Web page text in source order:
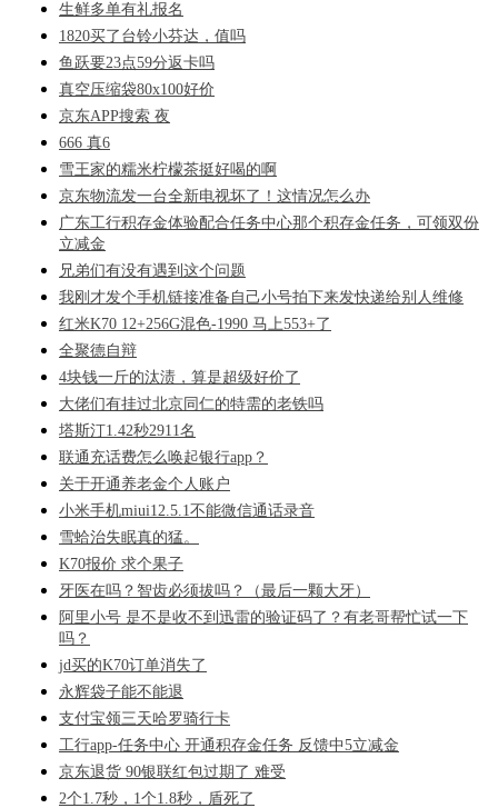
生鲜多单有礼报名
1820买了台铃小芬达，值吗
鱼跃要23点59分返卡吗
真空压缩袋80x100好价
京东APP搜索 夜
666 真6
雪王家的糯米柠檬茶挺好喝的啊
京东物流发一台全新电视坏了！这情况怎么办
广东工行积存金体验配合任务中心那个积存金任务，可领双份
立减金
兄弟们有没有遇到这个问题
我刚才发个手机链接准备自己小号拍下来发快递给别人维修
红米K70 12+256G混色-1990 马上553+了
全聚德自辩
4块钱一斤的汰渍，算是超级好价了
大佬们有挂过北京同仁的特需的老铁吗
塔斯汀1.42秒2911名
联通充话费怎么唤起银行app？
关于开通养老金个人账户
小米手机miui12.5.1不能微信通话录音
雪蛤治失眠真的猛。
K70报价 求个果子
牙医在吗？智齿必须拔吗？（最后一颗大牙）
阿里小号 是不是收不到迅雷的验证码了？有老哥帮忙试一下
吗？
jd买的K70订单消失了
永辉袋子能不能退
支付宝领三天哈罗骑行卡
工行app-任务中心 开通积存金任务 反馈中5立减金
京东退货 90银联红包过期了 难受
2个1.7秒，1个1.8秒，盾死了